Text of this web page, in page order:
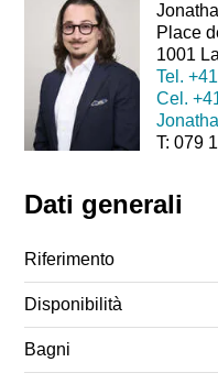
Place
1001
Tel.
Cel.
T: 079
Dati generali
Riferimento
Disponibilità
Bagni